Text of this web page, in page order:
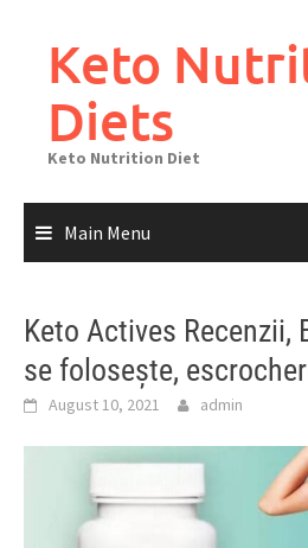
contentKeto
Diets
Keto Nutrition Diet
Main Menu
Keto Actives Recenzii,
se folosește,
August 10, 2021 admin